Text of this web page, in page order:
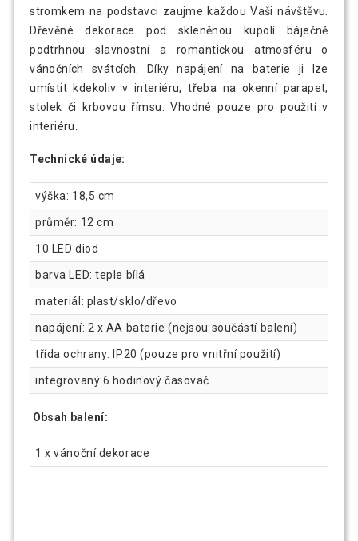
stromkem na podstavci zaujme každou Vaši návštěvu.
Dřevěné dekorace pod skleněnou kupolí báječně
podtrhnou slavnostní a romantickou atmosféru o
vánočních svátcích. Díky napájení na baterie ji lze
umístit kdekoliv v interiéru, třeba na okenní parapet,
stolek či krbovou římsu. Vhodné pouze pro použití v
interiéru.
Technické údaje:
výška: 18,5 cm
průměr: 12 cm
10 LED diod
barva LED: teple bílá
materiál: plast/sklo/dřevo
napájení: 2 x AA baterie (nejsou součástí balení)
třída ochrany: IP20 (pouze pro vnitřní použití)
integrovaný 6 hodinový časovač
Obsah balení:
1 x vánoční dekorace